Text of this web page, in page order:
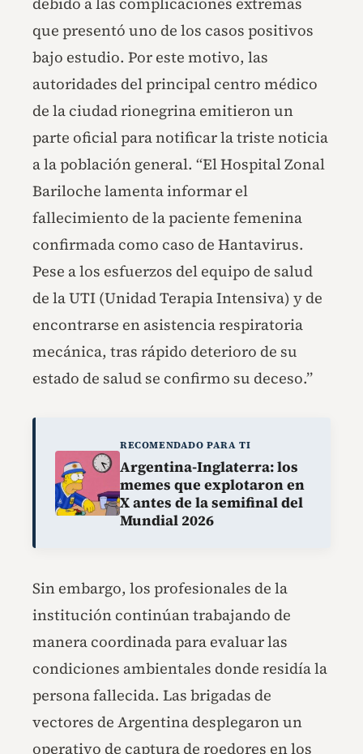
que presentó uno de los casos positivos
bajo estudio. Por este motivo, las
autoridades del principal centro médico
de la ciudad rionegrina emitieron un
parte oficial para notificar la triste noticia
a la población general. “El Hospital Zonal
Bariloche lamenta informar el
fallecimiento de la paciente femenina
confirmada como caso de Hantavirus.
Pese a los esfuerzos del equipo de salud
de la UTI (Unidad Terapia Intensiva) y de
encontrarse en asistencia respiratoria
mecánica, tras rápido deterioro de su
estado de salud se confirmo su deceso.”
RECOMENDADO PARA TI
Argentina-Inglaterra: los
memes que explotaron en
X antes de la semifinal del
Mundial 2026
Sin embargo, los profesionales de la
institución continúan trabajando de
manera coordinada para evaluar las
condiciones ambientales donde residía la
persona fallecida. Las brigadas de
vectores de Argentina desplegaron un
operativo de captura de roedores en los